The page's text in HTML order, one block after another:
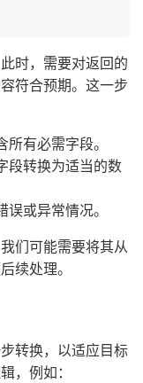
时，需要对返回的
符合预期。这一步
有必需字段。
段转换为适当的数
或异常情况。
们可能需要将其从
续处理。
转换，以适应目标
，例如：